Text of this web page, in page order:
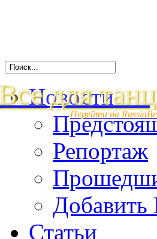
для
Перейти на
Новости
Репортаж
Статьи